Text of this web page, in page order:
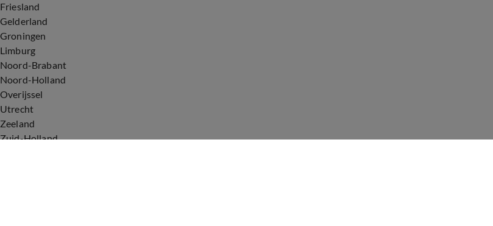
Friesland
Gelderland
Groningen
Limburg
Noord-Brabant
Noord-Holland
Overijssel
Utrecht
Zeeland
Zuid-Holland